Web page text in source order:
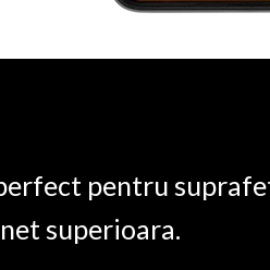
pentru
superioara.